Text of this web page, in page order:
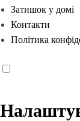
Затишок у домі
Контакти
Політика